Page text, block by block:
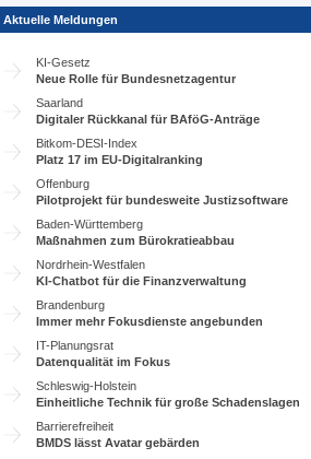
Aktuelle Meldungen
KI-Gesetz
Neue Rolle für Bundesnetzagentur
Saarland
Digitaler Rückkanal für BAföG-Anträge
Bitkom-DESI-Index
Platz 17 im EU-Digitalranking
Offenburg
Pilotprojekt für bundesweite Justizsoftware
Baden-Württemberg
Maßnahmen zum Bürokratieabbau
Nordrhein-Westfalen
KI-Chatbot für die Finanzverwaltung
Brandenburg
Immer mehr Fokusdienste angebunden
IT-Planungsrat
Datenqualität im Fokus
Schleswig-Holstein
Einheitliche Technik für große Schadenslagen
Barrierefreiheit
BMDS lässt Avatar gebärden